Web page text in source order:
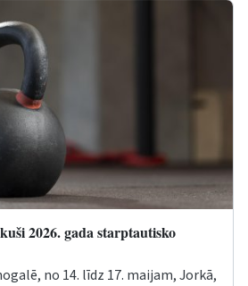
2026. gada starptautisko
no 14. līdz 17. maijam, Jorkā,